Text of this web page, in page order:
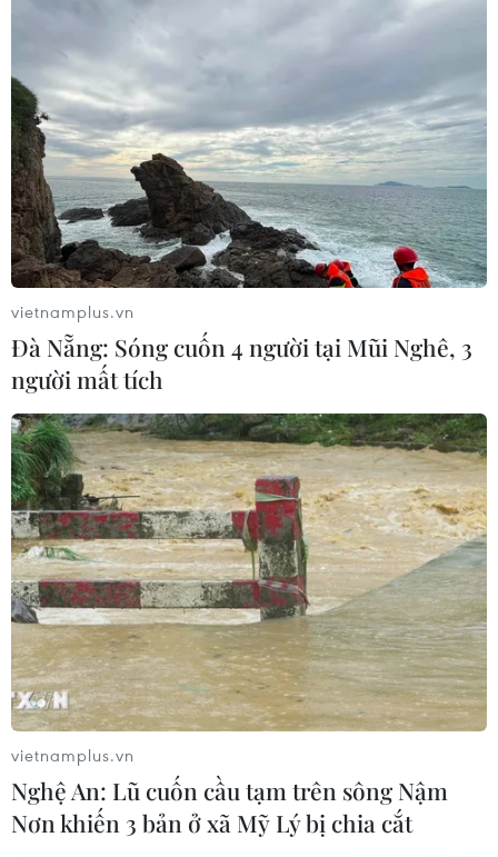
vietnamplus.vn
Đà Nẵng: Sóng cuốn 4 người tại Mũi Nghê, 3
người mất tích
vietnamplus.vn
Nghệ An: Lũ cuốn cầu tạm trên sông Nậm
Nơn khiến 3 bản ở xã Mỹ Lý bị chia cắt